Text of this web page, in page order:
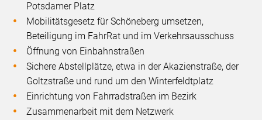
Potsdamer Platz
Mobilitätsgesetz für Schöneberg umsetzen,
Beteiligung im FahrRat und im Verkehrsausschuss
Öffnung von Einbahnstraßen
Sichere Abstellplätze, etwa in der Akazienstraße, der
Goltzstraße und rund um den Winterfeldtplatz
Einrichtung von Fahrradstraßen im Bezirk
Zusammenarbeit mit dem Netzwerk